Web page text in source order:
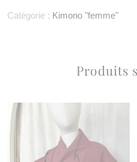
Catégorie : Kimono "femme"
Produits